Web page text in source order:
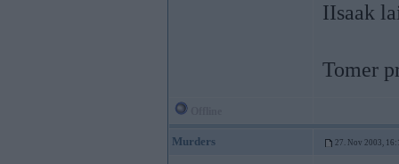
IIsaak
Tomer
Murders 27. Nov 2003,